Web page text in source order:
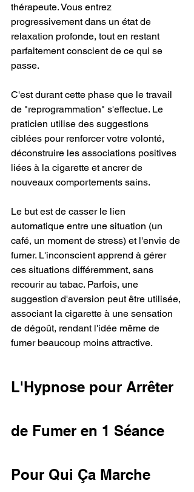
thérapeute. Vous entrez
progressivement dans un état de
relaxation profonde, tout en restant
parfaitement conscient de ce qui se
passe.
C'est durant cette phase que le travail
de "reprogrammation" s'effectue. Le
praticien utilise des suggestions
ciblées pour renforcer votre volonté,
déconstruire les associations positives
liées à la cigarette et ancrer de
nouveaux comportements sains.
Le but est de casser le lien
automatique entre une situation (un
café, un moment de stress) et l'envie de
fumer. L'inconscient apprend à gérer
ces situations différemment, sans
recourir au tabac. Parfois, une
suggestion d'aversion peut être utilisée,
associant la cigarette à une sensation
de dégoût, rendant l'idée même de
fumer beaucoup moins attractive.
L'Hypnose pour Arrêter
de Fumer en 1 Séance
Pour Qui Ça Marche